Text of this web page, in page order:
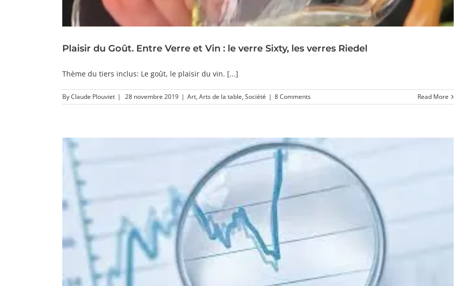
Plaisir du Goût. Entre Verre et Vin : le verre Sixty, les verres Riedel
Thème du tiers inclus: Le goût, le plaisir du vin. [...]
ByClaude Plouviet | 28 novembre 2019 | Art, Arts de la table, Société | 8 Comments Read More